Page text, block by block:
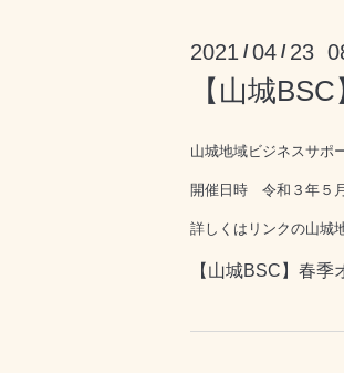
2021 /04 / 23
【山城
山城地域ビジネスサポ
開催日時 令和３年５
詳しくはリンクの山城
【山城BSC】春